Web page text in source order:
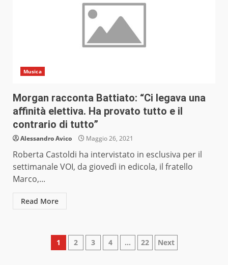
Musica
Morgan racconta Battiato: “Ci legava una
affinità elettiva. Ha provato tutto e il
contrario di tutto”
Alessandro Avico Maggio 26, 2021
Roberta Castoldi ha intervistato in esclusiva per il
settimanale VOI, da giovedì in edicola, il fratello
Marco,...
Read More
Paginazione
1 2 3 4 … 22 Next